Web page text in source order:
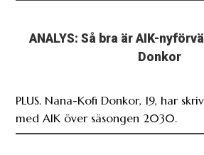
ANALYS: Så bra är AIK-
Donkor
PLUS. Nana-Kofi Donkor, 19, har
med AIK över säsongen 2030.